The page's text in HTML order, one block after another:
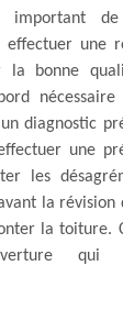
de
effectuer une
la bonne
nécessaire
diagnostic
une
les
la révision
la toiture.